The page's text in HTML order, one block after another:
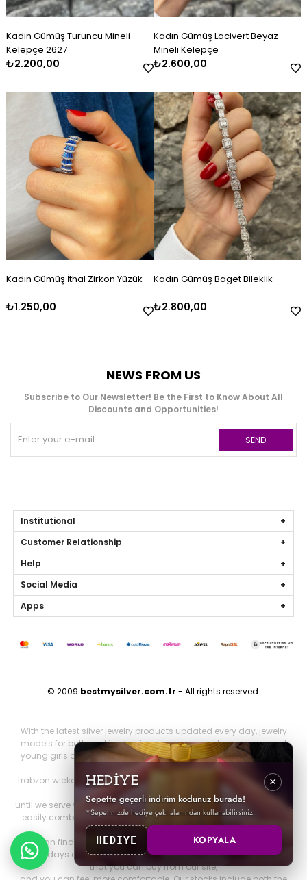
Kadın Gümüş Turuncu Mineli
Kelepçe 2627
₺2.200,00
Kadın Gümüş Lacivert Beyaz
Mineli Kelepçe
₺2.600,00
Kadın Gümüş İthal Zirkon Yüzük
₺1.250,00
Kadın Gümüş Baget Bileklik
₺2.800,00
NEWS FROM US
Subscribe to Our Newsletter! Be the First to Know About All
Discounts and Opportunities!
SEND
Institutional
Customer Relationship
Help
Social Media
Apps
© 2009 bestmysilver.com.tr - All rights reserved.
With the latest silver jewelry products updated every day, jewelry
models for both working business women and housewives and
young girls are silver necklaces, silver earrings, silver rings, silver
trabzon wicker, trabzon kazaziye, gold series, personalized jewelry
and brand jewelry since 2009
until we serve you. Other 925 sterling jewelry products that you can
easily combine with all jewelry products that will make you look
both elegant and stylish.
You can find it on our website. You can be more elegant on your
special days and nights with all our silver special design products
that you can buy from our site,
HEDİYE
Sepette geçerli indirim kodunuz burada!
*Sepetinizde hediye çeki alanından kullanabilirsiniz.
×
HEDIYE KOPYALA